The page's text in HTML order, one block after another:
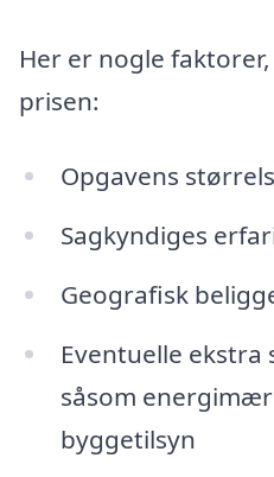
Her er nogle
prisen:
Opgavens
Sagkyndiges
Geografisk
Eventuelle ekstra
såsom
byggetilsyn